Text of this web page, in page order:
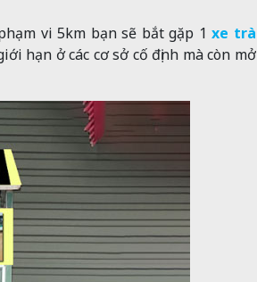
vi 5km bạn sẽ bắt gặp 1xe trà
hạn ở các cơ sở cố định mà còn mở